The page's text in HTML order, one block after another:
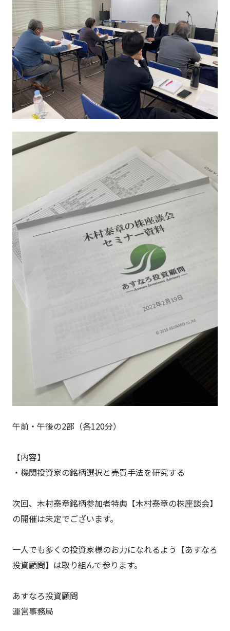
午前・午後の2部（各120分）
【内容】
・機関投資家の銘柄選択と売買手法を研究する
次回、木村泰章銘柄参加者特典【木村泰章の株座談会】
の開催は未定でございます。
一人でも多くの投資家様のお力になれるよう【あすなろ
投資顧問】は取り組んで参ります。
あすなろ投資顧問
運営事務局